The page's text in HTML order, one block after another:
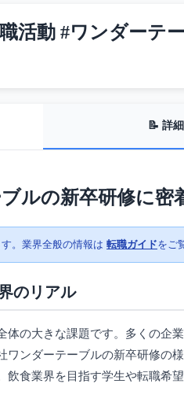
活動 #ワンダーテ
📝 詳
ルの新卒研修に
。業界全般の情報は 転職ガイドをご
のリアル
体の大きな課題です。多くの企
ワンダーテーブルの新卒研修の
飲食業界を目指す学生や転職